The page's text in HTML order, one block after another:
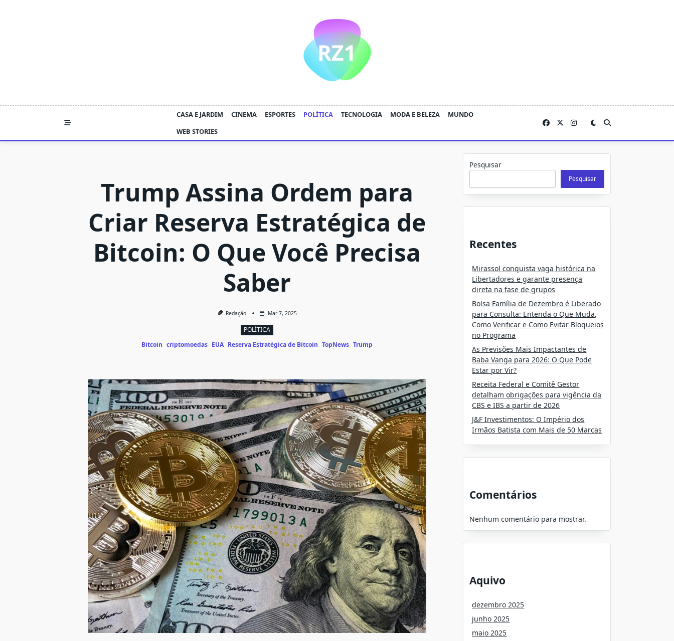
CASA E JARDIM CINEMA ESPORTES POLÍTICA TECNOLOGIA MODA E BELEZA
MUNDO
WEB STORIES
Trump Assina Ordem para
Criar Reserva Estratégica de
Bitcoin: O Que Você Precisa
Saber
Redação Mar 7, 2025
POLÍTICA
Bitcoin criptomoedas EUA Reserva Estratégica de Bitcoin TopNews Trump
Pesquisar
Pesquisar
Recentes
Mirassol conquista vaga histórica na
Libertadores e garante presença
direta na fase de grupos
Bolsa Família de Dezembro é Liberado
para Consulta: Entenda o Que Muda,
Como Verificar e Como Evitar Bloqueios
no Programa
As Previsões Mais Impactantes de
Baba Vanga para 2026: O Que Pode
Estar por Vir?
Receita Federal e Comitê Gestor
detalham obrigações para vigência da
CBS e IBS a partir de 2026
J&F Investimentos: O Império dos
Irmãos Batista com Mais de 50 Marcas
Comentários
Nenhum comentário para mostrar.
Aquivo
dezembro 2025
junho 2025
maio 2025